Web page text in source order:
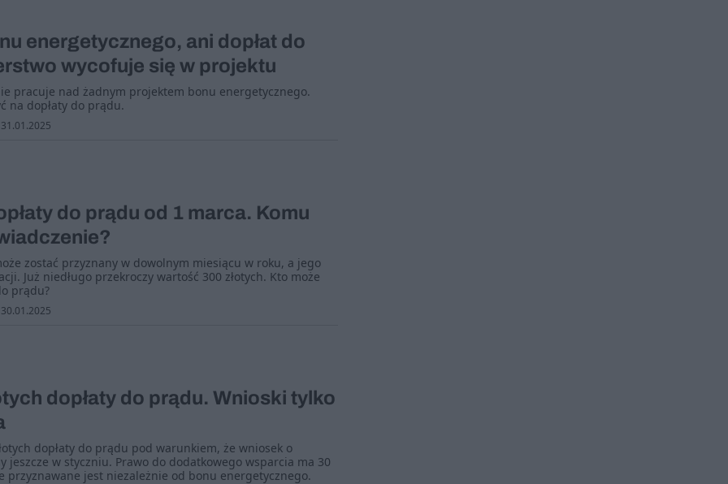
energetycznego, ani dopłat do
wycofuje się w projektu
pracuje nad żadnym projektem bonu energetycznego.
na dopłaty do prądu.
do prądu od 1 marca. Komu
zostać przyznany w dowolnym miesiącu w roku, a jego
Już niedługo przekroczy wartość 300 złotych. Kto może
prądu?
dopłaty do prądu. Wnioski tylko
dopłaty do prądu pod warunkiem, że wniosek o
jeszcze w styczniu. Prawo do dodatkowego wsparcia ma 30
przyznawane jest niezależnie od bonu energetycznego.